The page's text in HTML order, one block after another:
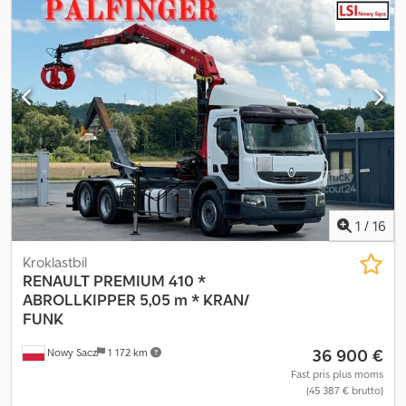
Tillverkningsår: 2000, Utrustning: ABS, differentialspärr, dimljus,
elektrisk fönsterhiss, luftkonditionering, = Ytterligare alternativ
och tillbehör = - 1 bränsletank Djdezqdpujpfx Ab Iewa - 1 sovplats -
Airbag - Armstöd - Bakre fjädring: luftfjädring - Högt sovutrymme -
Öppet tak - Sovutrymme - Spärr - Framfjädring: bladfjäder =
Ytterligare information = Däckmönster: 50 % Bromsar:
Trumbromsar Framaxel: Styrbar; fjädring: bladfjäder Bakaxel:
Dubbeldäck; differentialspärr; fjädring: luftfjädring Tekniskt skick:
mycket bra Optiskt skick: mycket bra
1 / 16
Nowy Sacz 1 172 km
Kroklastbil
RENAULT PREMIUM 410 *
ABROLLKIPPER 5,05 m * KRAN/
FUNK
36 900 €
Fast pris plus moms
(45 387 € brutto)